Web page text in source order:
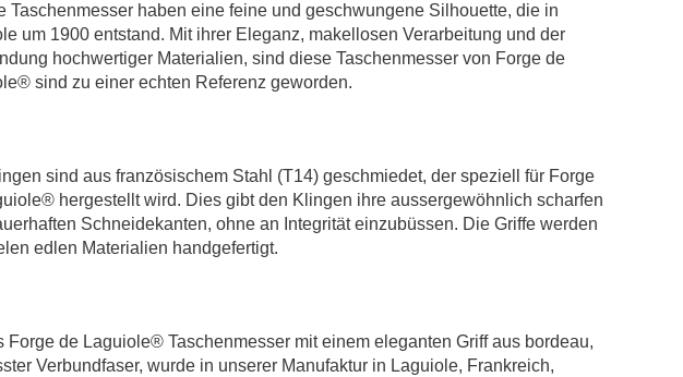
Taschenmesser haben eine feine und geschwungene Silhouette, die in
um 1900 entstand. Mit ihrer Eleganz, makellosen Verarbeitung und der
hochwertiger Materialien, sind diese Taschenmesser von Forge de
sind zu einer echten Referenz geworden.
sind aus französischem Stahl (T14) geschmiedet, der speziell für Forge
hergestellt wird. Dies gibt den Klingen ihre aussergewöhnlich scharfen
Schneidekanten, ohne an Integrität einzubüssen. Die Griffe werden
edlen Materialien handgefertigt.
Forge de Laguiole® Taschenmesser mit einem eleganten Griff aus bordeau,
Verbundfaser, wurde in unserer Manufaktur in Laguiole, Frankreich,